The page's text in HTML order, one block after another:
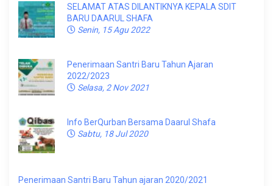
SELAMAT ATAS DILANTIKNYA KEPALA SDIT
BARU DAARUL SHAFA
Senin, 15 Agu 2022
Penerimaan Santri Baru Tahun Ajaran
2022/2023
Selasa, 2 Nov 2021
Info BerQurban Bersama Daarul Shafa
Sabtu, 18 Jul 2020
Penerimaan Santri Baru Tahun ajaran 2020/2021